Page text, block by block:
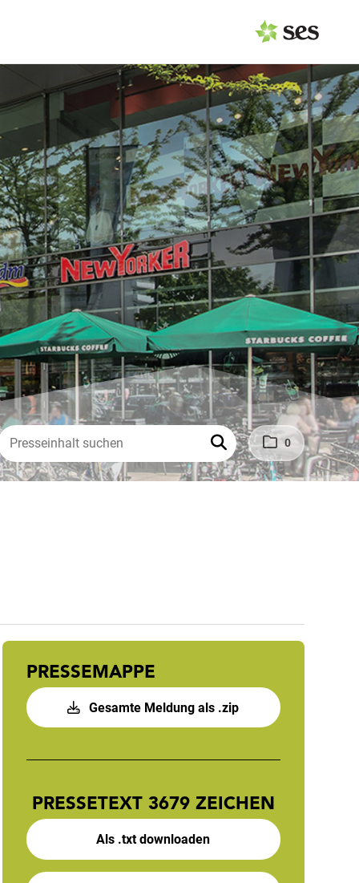
0
PRESSEMAPPE
Gesamte Meldung als .zip
PRESSETEXT 3679 ZEICHEN
Als .txt downloaden